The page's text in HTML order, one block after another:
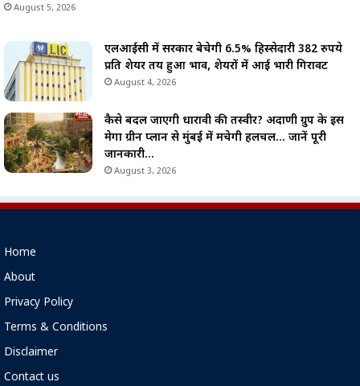
August 5, 2026
एलआईसी में सरकार बेचेगी 6.5% हिस्सेदारी 382 रुपये
प्रति शेयर तय हुआ भाव, शेयरों में आई भारी गिरावट
August 4, 2026
कैसे बदल जाएगी धारावी की तस्वीर? अदाणी ग्रुप के इस
मेगा ग्रीन प्लान से मुंबई में मचेगी हलचल… जानें पूरी
जानकारी…
August 3, 2026
Home
About
Privacy Policy
Terms & Conditions
Disclaimer
Contact us